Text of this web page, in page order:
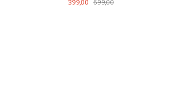
Tilbud
399,00 699,00Rabatt